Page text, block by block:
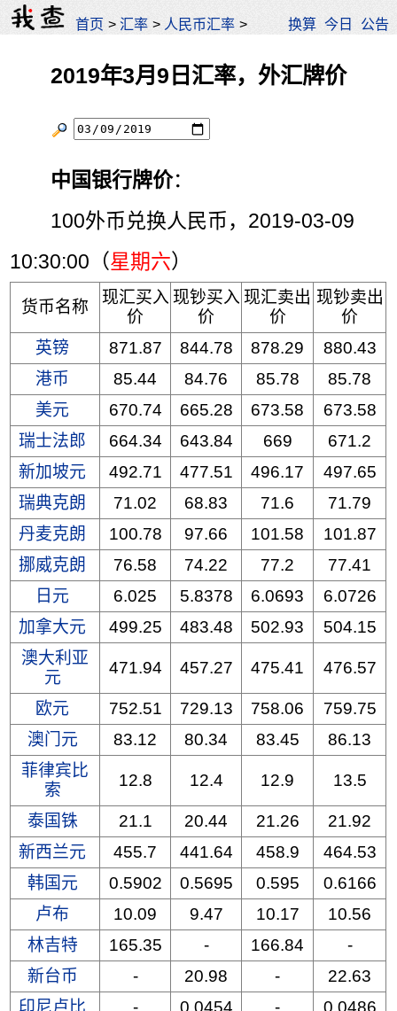
首页 >汇率 > 人民币汇率 > 换算 今日 公告
2019年3月9日汇率，外汇牌价
中国银行牌价：
100外币兑换人民币，2019-03-09
10:30:00（星期六）
货币名称
现汇买入
价
现钞买入
价
现汇卖出
价
现钞卖出
价
英镑
871.87 844.78 878.29
880.43
港币
85.44 84.76 85.78
85.78
美元
670.74 665.28 673.58
673.58
瑞士法郎
664.34 643.84 669
671.2
新加坡元
492.71 477.51 496.17
497.65
瑞典克朗
71.02 68.83 71.6
71.79
丹麦克朗
100.78 97.66 101.58
101.87
挪威克朗
76.58 74.22 77.2
77.41
日元
6.025 5.8378 6.0693
6.0726
加拿大元
499.25 483.48 502.93
504.15
澳大利亚
元
471.94 457.27 475.41 476.57
欧元 752.51 729.13 758.06
759.75
澳门元
83.12 80.34 83.45
86.13
菲律宾比
索
12.8 12.4 12.9 13.5
泰国铢 21.1 20.44 21.26
21.92
新西兰元
455.7 441.64 458.9
464.53
韩国元
0.5902 0.5695 0.595
0.6166
卢布
10.09 9.47 10.17
10.56
林吉特
165.35 - 166.84
-
新台币
- 20.98 -
22.63